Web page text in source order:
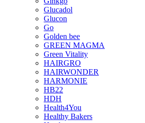
Glucadol
Glucon
Go
Golden bee
GREEN MAGMA
Green Vitality
HAIRGRO
HAIRWONDER
HARMONIE
HB22
HDH
Health4You
Healthy Bakers